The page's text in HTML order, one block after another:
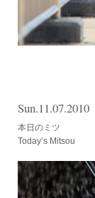
Sun.11.07.2010
本日のミツ
Today’s Mitsou